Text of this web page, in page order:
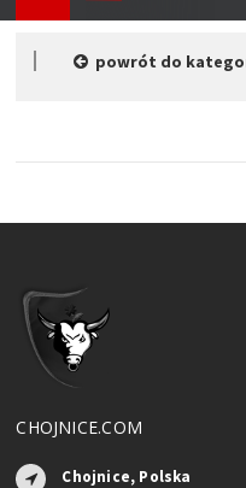
powrót do
CHOJNICE.COM
Chojnice, Polska